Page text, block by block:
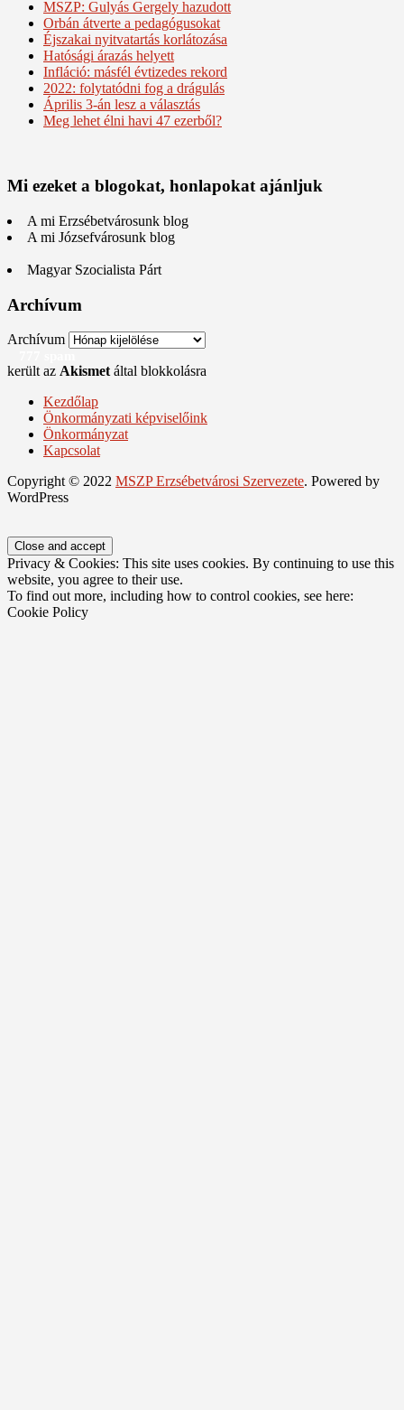
MSZP: Gulyás Gergely hazudott
Orbán átverte a pedagógusokat
Éjszakai nyitvatartás korlátozása
Hatósági árazás helyett
Infláció: másfél évtizedes rekord
2022: folytatódni fog a drágulás
Április 3-án lesz a választás
Meg lehet élni havi 47 ezerből?
Mi ezeket a blogokat, honlapokat ajánljuk
A mi Erzsébetvárosunk blog
A mi Józsefvárosunk blog
Magyar Szocialista Párt
Archívum
Archívum
került az Akismetáltal blokkolásra
Kezdőlap
Önkormányzati képviselőink
Önkormányzat
Kapcsolat
Copyright © 2022 MSZP Erzsébetvárosi Szervezete. Powered by
WordPress
Privacy & Cookies: This site uses cookies. By continuing to use this
website, you agree to their use.
To find out more, including how to control cookies, see here:
Cookie Policy